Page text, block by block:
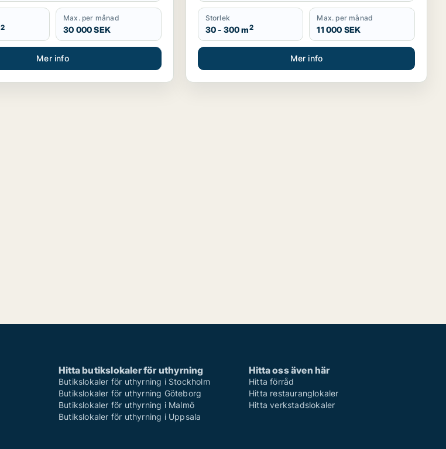
2
Max. per månad
30 000 SEK
Mer info
Storlek
30 - 300 m2
Max. per månad
11 000 SEK
Mer info
Hitta butikslokaler för uthyrning
Butikslokaler för uthyrning i Stockholm
Butikslokaler för uthyrning Göteborg
Butikslokaler för uthyrning i Malmö
Butikslokaler för uthyrning i Uppsala
Hitta oss även här
Hitta förråd
Hitta restauranglokaler
Hitta verkstadslokaler